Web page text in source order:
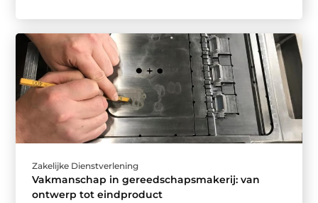
Zakelijke Dienstverlening
Vakmanschap in gereedschapsmakerij: van
ontwerp tot eindproduct